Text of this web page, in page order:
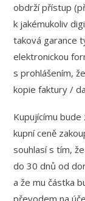
obdrží přístup
k jakémukoliv
taková garance
elektronickou
s prohlášením,
kopie faktury /
Kupujícímu
kupní ceně
souhlasí s tím,
do 30 dnů od
a že mu částka
převodem na